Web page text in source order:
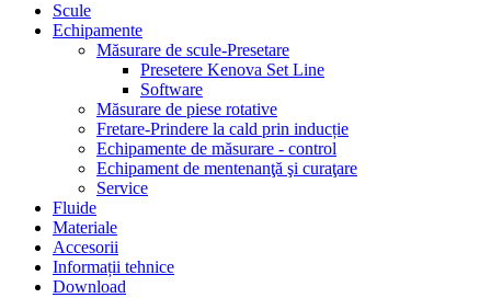
Scule
Echipamente
Măsurare de scule-Presetare
Presetere Kenova Set Line
Software
Măsurare de piese rotative
Fretare-Prindere la cald prin inducție
Echipamente de măsurare - control
Echipament de mentenanţă şi curaţare
Service
Fluide
Materiale
Accesorii
Informații tehnice
Download